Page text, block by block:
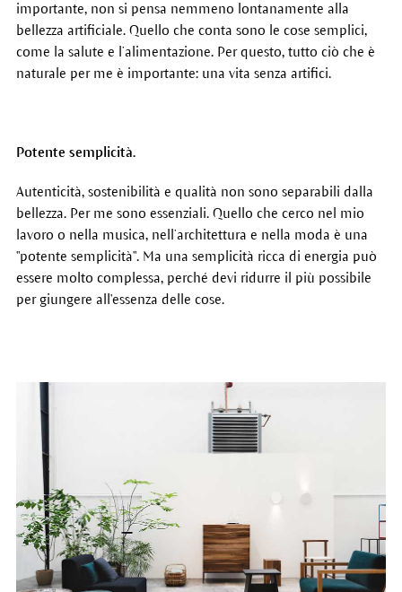
importante, non si pensa nemmeno lontanamente alla
bellezza artificiale. Quello che conta sono le cose semplici,
come la salute e l’alimentazione. Per questo, tutto ciò che è
naturale per me è importante: una vita senza artifici.
Potente semplicità.
Autenticità, sostenibilità e qualità non sono separabili dalla
bellezza. Per me sono essenziali. Quello che cerco nel mio
lavoro o nella musica, nell’architettura e nella moda è una
"potente semplicità". Ma una semplicità ricca di energia può
essere molto complessa, perché devi ridurre il più possibile
per giungere all'essenza delle cose.